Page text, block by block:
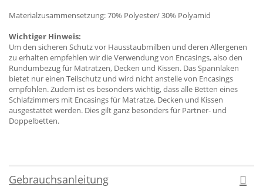
Materialzusammensetzung: 70% Polyester/ 30% Polyamid
Wichtiger Hinweis:
Um den sicheren Schutz vor Hausstaubmilben und deren Allergenen
zu erhalten empfehlen wir die Verwendung von Encasings, also den
Rundumbezug für Matratzen, Decken und Kissen. Das Spannlaken
bietet nur einen Teilschutz und wird nicht anstelle von Encasings
empfohlen. Zudem ist es besonders wichtig, dass alle Betten eines
Schlafzimmers mit Encasings für Matratze, Decken und Kissen
ausgestattet werden. Dies gilt ganz besonders für Partner- und
Doppelbetten.
Gebrauchsanleitung